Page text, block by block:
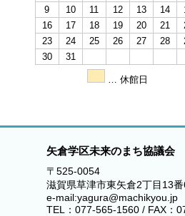
9
10 11 12 13 14
16
17 18 19 20 21
23
24 25 26 27 28
30
31
… 休館日
矢倉学区未来のまち協議会
〒525-0054
滋賀県草津市東矢倉2丁目13
e-mail:yagura@machikyou.jp
TEL：077-565-1560 / FAX：